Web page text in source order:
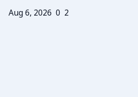
Aug 6, 2026 0 2